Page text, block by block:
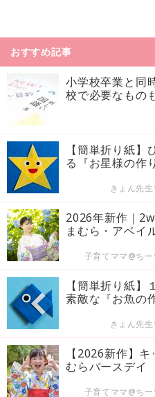
おすすめ記事
小学校卒業と同
校で必要なもの
【簡単折り紙】
る『お星様の作
きょん先
2026年新作｜
まむら・アベイ
子育てママ@ち
【簡単折り紙
素敵な『お魚の
きょん先
【2026新作】
むらバースデイ
子育てママ@ち